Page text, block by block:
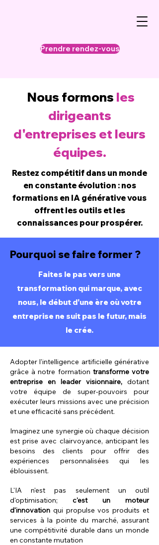
Prendre rendez-vous
Nous formons les
dirigeants
d'entreprises et leurs
équipes.
Restez compétitif dans un monde
en constante évolution : nos
formations en IA générative vous
offrent les outils et les
connaissances pour prospérer.
Pourquoi se faire former ?
Faites le pas vers une
transformation qui marque, avec
nous, le début d'une ère où votre
entreprise ne suit pas le futur, mais
le crée.
Adopter l'intelligence artificielle générative
grâce à notre formation transforme votre
entreprise en leader visionnaire, dotant
votre équipe de super-pouvoirs pour
exécuter leurs missions avec une précision
et une efficacité sans précédent.
Imaginez une synergie où chaque décision
est prise avec clairvoyance, anticipant les
besoins des clients pour offrir des
expériences personnalisées qui les
éblouissent.
L'IA n'est pas seulement un outil
d'optimisation; c'est un moteur
d'innovation qui propulse vos produits et
services à la pointe du marché, assurant
une compétitivité durable dans un monde
en constante mutation